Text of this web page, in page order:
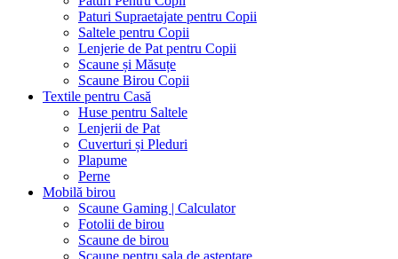
Paturi Supraetajate pentru Copii
Saltele pentru Copii
Lenjerie de Pat pentru Copii
Scaune și Măsuțe
Scaune Birou Copii
Textile pentru Casă
Huse pentru Saltele
Lenjerii de Pat
Cuverturi și Pleduri
Plapume
Perne
Mobilă birou
Scaune Gaming | Calculator
Fotolii de birou
Scaune de birou
Scaune pentru sala de asteptare